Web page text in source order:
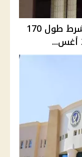
التقديم لكلية الشرطة 2026.. شرط طول 170